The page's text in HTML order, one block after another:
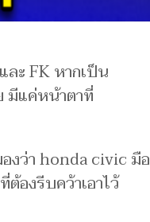
ะ FK หากเป็น
มีแค่หน้าตาที่
งว่า honda civic มือ
องรีบคว้าเอาไว้